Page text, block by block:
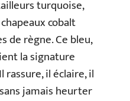
turquoise,
cobalt
de règne. Ce bleu,
la signature
rassure, il éclaire, il
jamais heurter